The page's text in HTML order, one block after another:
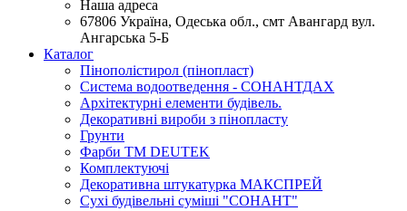
Наша адреса
67806 Україна, Одеська обл., смт Авангард вул.
Ангарська 5-Б
Каталог
Пінополістирол (пінопласт)
Система водоотведення - СОНАНТДАХ
Архітектурні елементи будівель.
Декоративні вироби з пінопласту
Грунти
Фарби ТМ DEUTEK
Комплектуючі
Декоративна штукатурка МАКСПРЕЙ
Сухі будівельні суміші "СОНАНТ"